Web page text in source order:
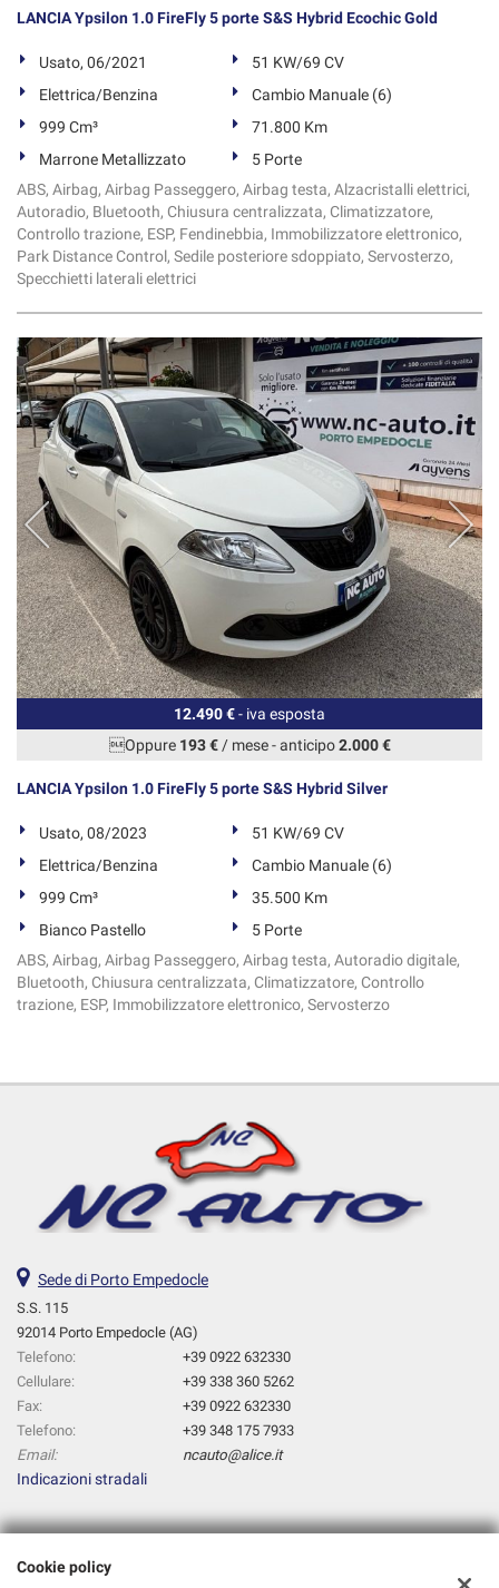
LANCIA Ypsilon 1.0 FireFly 5 porte S&S Hybrid Ecochic Gold
Usato, 06/2021
51 KW/69 CV
Elettrica/Benzina
Cambio Manuale (6)
999 Cm³
71.800 Km
Marrone Metallizzato
5 Porte
ABS, Airbag, Airbag Passeggero, Airbag testa, Alzacristalli elettrici,
Autoradio, Bluetooth, Chiusura centralizzata, Climatizzatore,
Controllo trazione, ESP, Fendinebbia, Immobilizzatore elettronico,
Park Distance Control, Sedile posteriore sdoppiato, Servosterzo,
Specchietti laterali elettrici
12.490 €- iva esposta
Oppure 193 €/ mese-anticipo2.000 €
LANCIA Ypsilon 1.0 FireFly 5 porte S&S Hybrid Silver
Usato, 08/2023
51 KW/69 CV
Elettrica/Benzina
Cambio Manuale (6)
999 Cm³
35.500 Km
Bianco Pastello
5 Porte
ABS, Airbag, Airbag Passeggero, Airbag testa, Autoradio digitale,
Bluetooth, Chiusura centralizzata, Climatizzatore, Controllo
trazione, ESP, Immobilizzatore elettronico, Servosterzo
Sede di Porto Empedocle
S.S. 115
92014 Porto Empedocle (AG)
Telefono:
+39 0922 632330
Cellulare:
+39 338 360 5262
Fax:
+39 0922 632330
Telefono:
+39 348 175 7933
Email:
ncauto@alice.it
Indicazioni stradali
Dati fiscali:
Cookie policy